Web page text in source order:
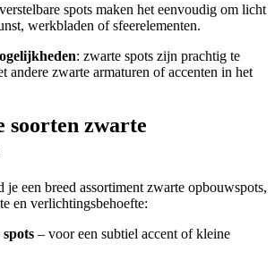
spots maken het eenvoudig om licht
werkbladen of sfeerelementen.
: zwarte spots zijn prachtig te
andere zwarte armaturen of accenten in het
soorten zwarte
een breed assortiment zwarte opbouwspots,
en verlichtingsbehoefte:
– voor een subtiel accent of kleine